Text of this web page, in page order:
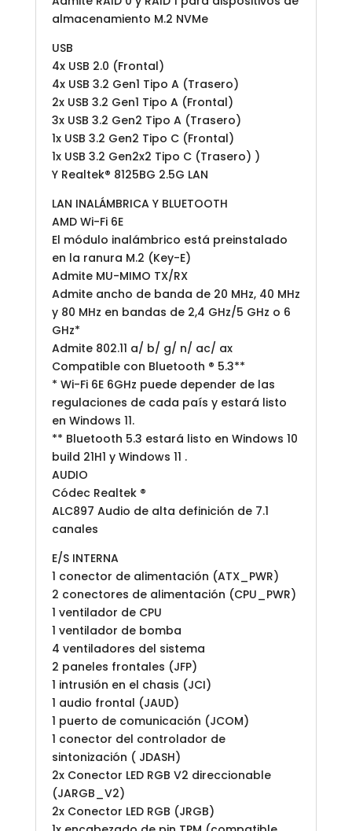
almacenamiento M.2 NVMe
USB
4x USB 2.0 (Frontal)
4x USB 3.2 Gen1 Tipo A (Trasero)
2x USB 3.2 Gen1 Tipo A (Frontal)
3x USB 3.2 Gen2 Tipo A (Trasero)
1x USB 3.2 Gen2 Tipo C (Frontal)
1x USB 3.2 Gen2x2 Tipo C (Trasero) )
Y Realtek® 8125BG 2.5G LAN
LAN INALÁMBRICA Y BLUETOOTH
AMD Wi-Fi 6E
El módulo inalámbrico está preinstalado
en la ranura M.2 (Key-E)
Admite MU-MIMO TX/RX
Admite ancho de banda de 20 MHz, 40 MHz
y 80 MHz en bandas de 2,4 GHz/5 GHz o 6
GHz*
Admite 802.11 a/ b/ g/ n/ ac/ ax
Compatible con Bluetooth ® 5.3**
* Wi-Fi 6E 6GHz puede depender de las
regulaciones de cada país y estará listo
en Windows 11.
** Bluetooth 5.3 estará listo en Windows 10
build 21H1 y Windows 11 .
AUDIO
Códec Realtek ®
ALC897 Audio de alta definición de 7.1
canales
E/S INTERNA
1 conector de alimentación (ATX_PWR)
2 conectores de alimentación (CPU_PWR)
1 ventilador de CPU
1 ventilador de bomba
4 ventiladores del sistema
2 paneles frontales (JFP)
1 intrusión en el chasis (JCI)
1 audio frontal (JAUD)
1 puerto de comunicación (JCOM)
1 conector del controlador de
sintonización ( JDASH)
2x Conector LED RGB V2 direccionable
(JARGB_V2)
2x Conector LED RGB (JRGB)